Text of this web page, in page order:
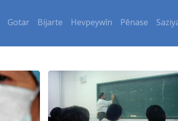
Gotar Bijarte Hevpeywîn Pênase